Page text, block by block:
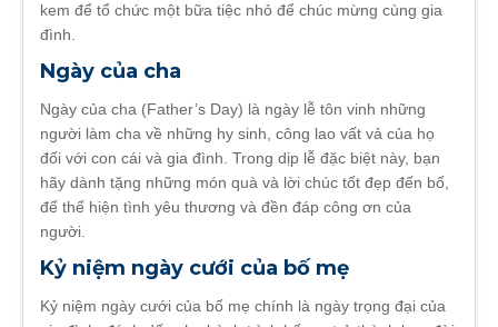
kem để tổ chức một bữa tiệc nhỏ để chúc mừng cùng gia
đình.
Ngày của cha
Ngày của cha (Father’s Day) là ngày lễ tôn vinh những
người làm cha về những hy sinh, công lao vất vả của họ
đối với con cái và gia đình. Trong dịp lễ đặc biệt này, bạn
hãy dành tặng những món quà và lời chúc tốt đẹp đến bố,
để thể hiện tình yêu thương và đền đáp công ơn của
người.
Kỷ niệm ngày cưới của bố mẹ
Kỷ niệm ngày cưới của bố mẹ chính là ngày trọng đại của